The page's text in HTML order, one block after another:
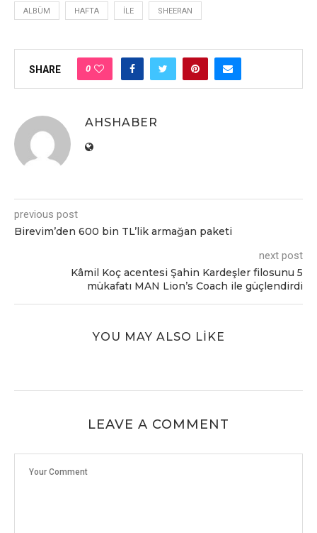
ALBÜM HAFTA İLE SHEERAN
SHARE 0
AHSHABER
previous post
Birevim’den 600 bin TL’lik armağan paketi
next post
Kâmil Koç acentesi Şahin Kardeşler filosunu 5
mükafatı MAN Lion’s Coach ile güçlendirdi
YOU MAY ALSO LIKE
LEAVE A COMMENT